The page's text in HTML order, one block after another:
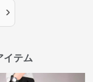
›
イテム